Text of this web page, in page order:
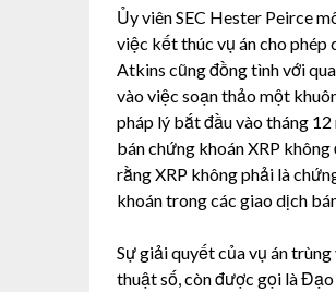
Ủy viên SEC Hester Peirce
việc kết thúc vụ án cho phép
Atkins cũng đồng tình với
vào việc soạn thảo một
pháp lý bắt đầu vào tháng
bán chứng khoán XRP
rằng XRP không phải là
khoán trong các giao dịch
Sự giải quyết của vụ án
thuật số, còn được gọi là